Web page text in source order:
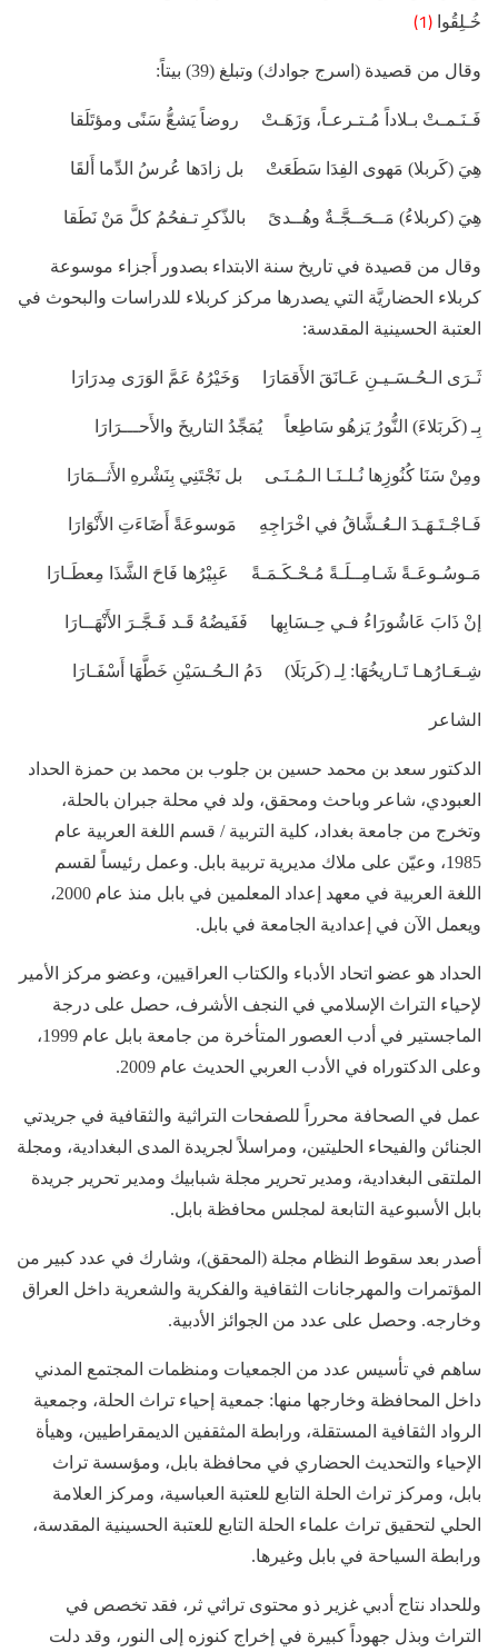
خُـلِقُوا (1)
وقال من قصيدة (اسرج جوادك) وتبلغ (39) بيتاً:
فَـنَـمـتْ بـلاداً مُـتـرعـاً، وَزَهَـتْ روضاً يَشعُّ سَنًى ومؤتَلَقا
هِيَ (كَربلا) مَهوى الفِدَا سَطَعَتْ بل زادَها عُرسُ الدِّما أَلقَا
هِيَ (كربلاءُ) مَــحَــجَّـةٌ وهُــدىً بالذّكرِ تـفحُمُ كلَّ مَنْ نَطَقا
وقال من قصيدة في تاريخ سنة الابتداء بصدور أَجزاء موسوعة
كربلاء الحضاريَّة التي يصدرها مركز كربلاء للدراسات والبحوث في
العتبة الحسينية المقدسة:
ثَـرَى الـحُـسَـيـنِ عَـانَقَ الأَقمَارَا وَخَيْرُهُ عَمَّ الوَرَى مِدرَارَا
بِـ (كَربَلاءَ) النُّورُ يَزهُو سَاطِعاً يُمَجِّدُ التاريخَ والأَحـــرَارَا
ومِنْ سَنَا كُنُوزِها نُـلـنَـا الـمُـنَـى بل نَجْتَنِي بِنَشْرهِ الأَثــمَارَا
فَـاجْـتَـهَـدَ الـعُـشَّاقُ في اخْرَاجِهِ مَوسوعَةً أَضَاءَتِ الأَنْوَارَا
مَـوسُـوعَـةً شَـامِــلَـةً مُـحْـكَـمَـةً عَبِيْرُها فَاحَ الشَّذَا مِعطَـارَا
إنْ ذَابَ عَاشُورَاءُ فـي حِـسَابِها فَفَيضُهُ قَـد فَـجَّـرَ الأَنْهَــارَا
شِـعَـارُهـا تَـاريخُهَا: لِـ (كَربَلَا) دَمُ الـحُـسَيْنِ خَطَّهَا أَسْفَـارَا
الشاعر
الدكتور سعد بن محمد حسين بن جلوب بن محمد بن حمزة الحداد
العبودي، شاعر وباحث ومحقق، ولد في محلة جبران بالحلة،
وتخرج من جامعة بغداد، كلية التربية / قسم اللغة العربية عام
1985، وعيّن على ملاك مديرية تربية بابل. وعمل رئيساً لقسم
اللغة العربية في معهد إعداد المعلمين في بابل منذ عام 2000،
ويعمل الآن في إعدادية الجامعة في بابل.
الحداد هو عضو اتحاد الأدباء والكتاب العراقيين، وعضو مركز الأمير
لإحياء التراث الإسلامي في النجف الأشرف، حصل على درجة
الماجستير في أدب العصور المتأخرة من جامعة بابل عام 1999،
وعلى الدكتوراه في الأدب العربي الحديث عام 2009.
عمل في الصحافة محرراً للصفحات التراثية والثقافية في جريدتي
الجنائن والفيحاء الحليتين، ومراسلاً لجريدة المدى البغدادية، ومجلة
الملتقى البغدادية، ومدير تحرير مجلة شبابيك ومدير تحرير جريدة
بابل الأسبوعية التابعة لمجلس محافظة بابل.
أصدر بعد سقوط النظام مجلة (المحقق)، وشارك في عدد كبير من
المؤتمرات والمهرجانات الثقافية والفكرية والشعرية داخل العراق
وخارجه. وحصل على عدد من الجوائز الأدبية.
ساهم في تأسيس عدد من الجمعيات ومنظمات المجتمع المدني
داخل المحافظة وخارجها منها: جمعية إحياء تراث الحلة، وجمعية
الرواد الثقافية المستقلة، ورابطة المثقفين الديمقراطيين، وهيأة
الإحياء والتحديث الحضاري في محافظة بابل، ومؤسسة تراث
بابل، ومركز تراث الحلة التابع للعتبة العباسية، ومركز العلامة
الحلي لتحقيق تراث علماء الحلة التابع للعتبة الحسينية المقدسة،
ورابطة السياحة في بابل وغيرها.
وللحداد نتاج أدبي غزير ذو محتوى تراثي ثر، فقد تخصص في
التراث وبذل جهوداً كبيرة في إخراج كنوزه إلى النور، وقد دلت